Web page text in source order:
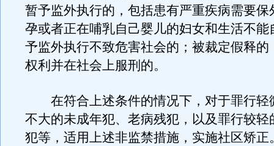
暂予监外执行的，包括患有严重疾病需要保
孕或者正在哺乳自己婴儿的妇女和生活不能
予监外执行不致危害社会的；被裁定假释的
权利并在社会上服刑的。
在符合上述条件的情况下，对于罪行轻
不大的未成年犯、老病残犯，以及罪行较轻
犯等，适用上述非监禁措施，实施社区矫正